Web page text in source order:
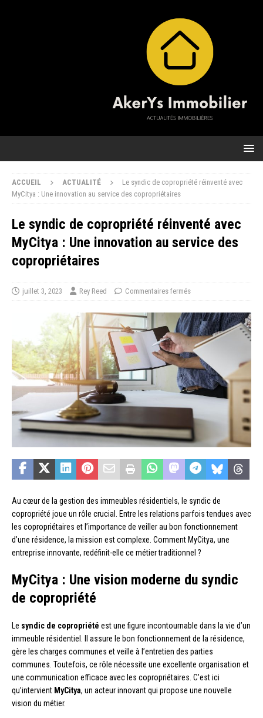
ACCUEIL ACTUALITÉ
Le syndic de copropriété réinventé avec
MyCitya : Une innovation au service des copropriétaires
Le syndic de copropriété réinventé avec
MyCitya : Une innovation au service des
copropriétaires
juillet 3, 2023 Rey Reed Commentaires fermés
Au cœur de la gestion des immeubles résidentiels, le syndic de
copropriété joue un rôle crucial. Entre les relations parfois tendues avec
les copropriétaires et l’importance de veiller au bon fonctionnement
d’une résidence, la mission est complexe. Comment MyCitya, une
entreprise innovante, redéfinit-elle ce métier traditionnel ?
MyCitya : Une vision moderne du syndic
de copropriété
Le syndic de copropriété est une figure incontournable dans la vie d’un
immeuble résidentiel. Il assure le bon fonctionnement de la résidence,
gère les charges communes et veille à l’entretien des parties
communes. Toutefois, ce rôle nécessite une excellente organisation et
une communication efficace avec les copropriétaires. C’est ici
qu’intervient MyCitya, un acteur innovant qui propose une nouvelle
vision du métier.